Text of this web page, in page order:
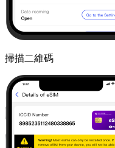
掃描二維碼